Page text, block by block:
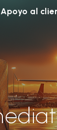
Apoyo al